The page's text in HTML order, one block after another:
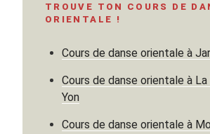
Chahine »
TROUVE TON COURS DE
ORIENTALE !
Cours de danse orientale à
Cours de danse orientale à
Yon
Cours de danse orientale à